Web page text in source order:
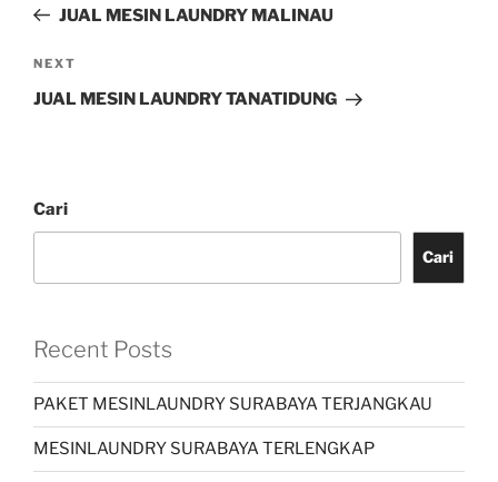
JUAL MESIN LAUNDRY MALINAU
NEXT
JUAL MESIN LAUNDRY TANATIDUNG
Cari
Cari
Recent Posts
PAKET MESINLAUNDRY SURABAYA TERJANGKAU
MESINLAUNDRY SURABAYA TERLENGKAP